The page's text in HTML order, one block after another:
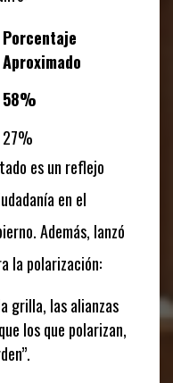
Porcentaje
Aproximado
58%
27%
es un reflejo
en el
Además, lanzó
la polarización:
grilla, las alianzas
los que polarizan,